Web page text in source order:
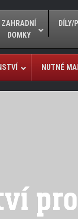
ZAHRADNÍ
DOMKY
DÍLY/
NUTNÉ
pro